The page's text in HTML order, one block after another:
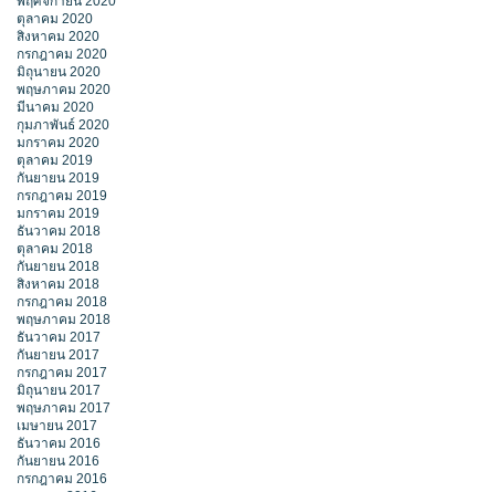
ตุลาคม 2020
สิงหาคม 2020
กรกฎาคม 2020
มิถุนายน 2020
พฤษภาคม 2020
มีนาคม 2020
กุมภาพันธ์ 2020
มกราคม 2020
ตุลาคม 2019
กันยายน 2019
กรกฎาคม 2019
มกราคม 2019
ธันวาคม 2018
ตุลาคม 2018
กันยายน 2018
สิงหาคม 2018
กรกฎาคม 2018
พฤษภาคม 2018
ธันวาคม 2017
กันยายน 2017
กรกฎาคม 2017
มิถุนายน 2017
พฤษภาคม 2017
เมษายน 2017
ธันวาคม 2016
กันยายน 2016
กรกฎาคม 2016